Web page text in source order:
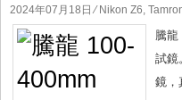
龍
100-
400mm
6.3
2024年07月18日 ⁄ Nikon Z6,
騰龍
試鏡
鏡，